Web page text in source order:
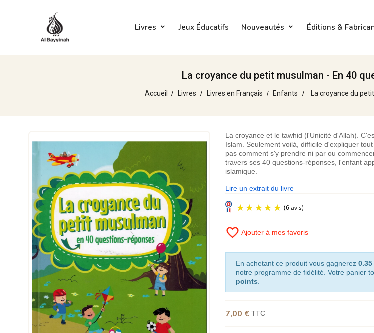
Livres Jeux Éducatifs Nouveautés Éditions &
La croyance du petit musulman - En 40
Accueil Livres Livres en Français Enfants La croyance du
La croyance et le tawhid (l'Unicité d'Allah).
Islam. Seulement voilà, difficile d'expliquer
pas comment s'y prendre ni par ou
travers ses 40 questions-réponses, l'enfant
islamique.
Lire un extrait du livre
favorite_border Ajouter à mes favoris
En achetant ce produit vous gagnerez
notre programme de fidélité. Votre panier
points
7,00 €TTC